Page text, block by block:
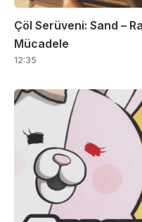
Çöl Serüveni: Sand –
Mücadele
12:35